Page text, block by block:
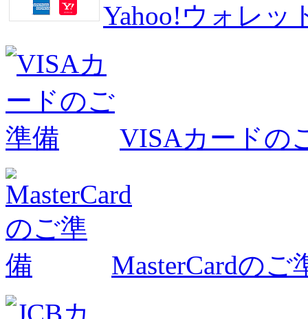
Yahoo!ウォレッ
VISAカードの
MasterCardのご